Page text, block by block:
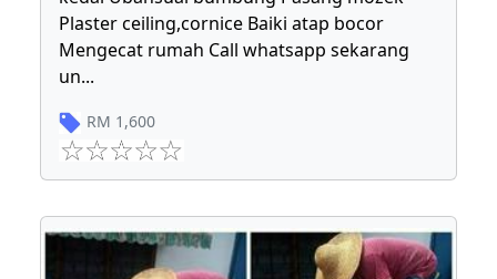
Plaster ceiling,cornice Baiki atap bocor
Mengecat rumah Call whatsapp sekarang
un...
RM 1,600